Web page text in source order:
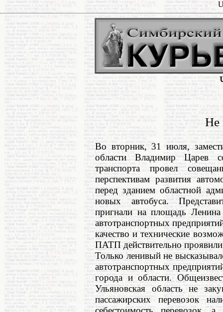
Не
Во вторник, 31 июля,
области Владимир Царев
транспорта провел
перспективам развития
перед зданием областной
новых автобуса.
пригнали на площадь
автотранспортных
качество и технические
ПАТП действительно
Только ленивый не
автотранспортных
города и области.
Ульяновская область не
пассажирских перевозок